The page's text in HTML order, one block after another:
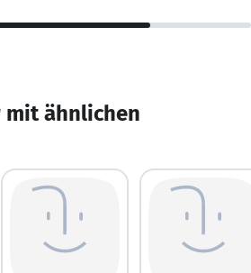
mit ähnlichen